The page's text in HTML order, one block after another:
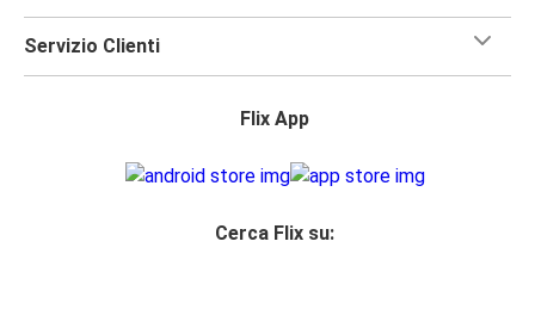
Servizio Clienti
Flix App
Cerca Flix su: